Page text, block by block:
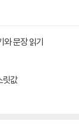
와 문장 읽기
릿값